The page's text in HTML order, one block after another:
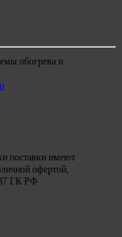
обогрева и
поставки имеют
офертой,
ГК РФ